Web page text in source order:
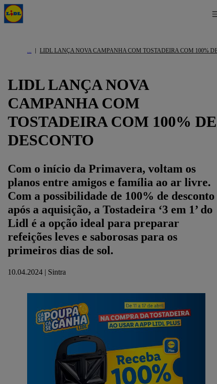
LIDL LANÇA NOVA CAMPANHA COM TOSTADEIRA COM 100%
LIDL LANÇA NOVA
CAMPANHA COM
TOSTADEIRA COM 100% DE
DESCONTO
Com o início da Primavera, voltam os
planos entre amigos e família ao ar livre.
Com a possibilidade de 100% de desconto
após a aquisição, a Tostadeira ‘3 em 1’ do
Lidl é a opção ideal para preparar
refeições leves e saborosas para os
primeiros dias de sol.
10.04.2024 | Sintra